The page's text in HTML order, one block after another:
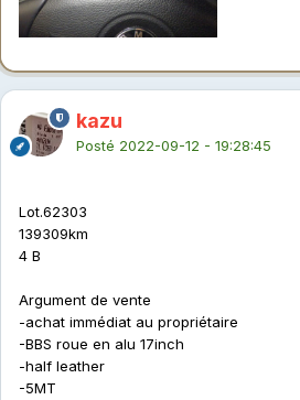
kazu
Posté 2022-09-12 - 19:28:45
Lot.62303
139309km
4 B
Argument de vente
-achat immédiat au propriétaire
-BBS roue en alu 17inch
-half leather
-5MT